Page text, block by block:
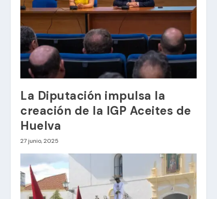
La Diputación impulsa la
creación de la IGP Aceites de
Huelva
27 junio, 2025